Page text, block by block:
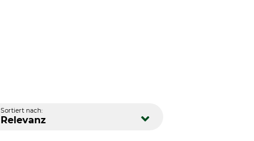
Sortiert nach:
Relevanz